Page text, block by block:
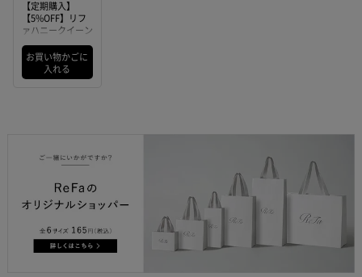
【定期購入】
【5%OFF】リフ
ァハニークイーン
450mL 2個セット
お買い物かごに
入れる